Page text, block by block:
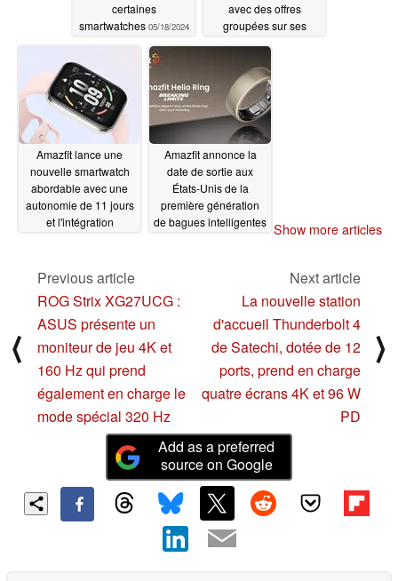
certaines
smartwatches 05/18/2024
avec des offres
groupées sur ses
smartwatches phares
Amazfit lance une
nouvelle smartwatch
abordable avec une
autonomie de 11 jours
et l'intégration
Amazfit annonce la
date de sortie aux
États-Unis de la
première génération
de bagues intelligentes Show more articles
⟨
Previous article
ROG Strix XG27UCG :
ASUS présente un
moniteur de jeu 4K et
160 Hz qui prend
également en charge le
mode spécial 320 Hz
Next article
La nouvelle station
d'accueil Thunderbolt 4
de Satechi, dotée de 12
ports, prend en charge
quatre écrans 4K et 96 W
PD
⟩
Add as a preferred
source on Google